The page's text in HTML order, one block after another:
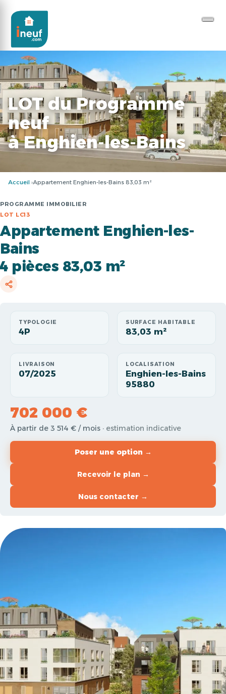
LOT du Programme
neuf
à Enghien-les-Bains
Accueil Appartement Enghien-les-Bains 83,03 m²
PROGRAMME IMMOBILIER
LOT LC13
Appartement Enghien-les-
Bains
4 pièces 83,03 m²
TYPOLOGIE
4P
SURFACE HABITABLE
83,03 m²
LIVRAISON
07/2025
LOCALISATION
Enghien-les-Bains
95880
702 000 €
À partir de 3 514 € / mois · estimation indicative
Poser une option →
Recevoir le plan →
Nous contacter →